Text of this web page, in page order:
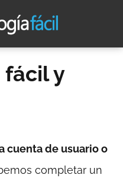
fácil y
cuenta de usuario o
completar un